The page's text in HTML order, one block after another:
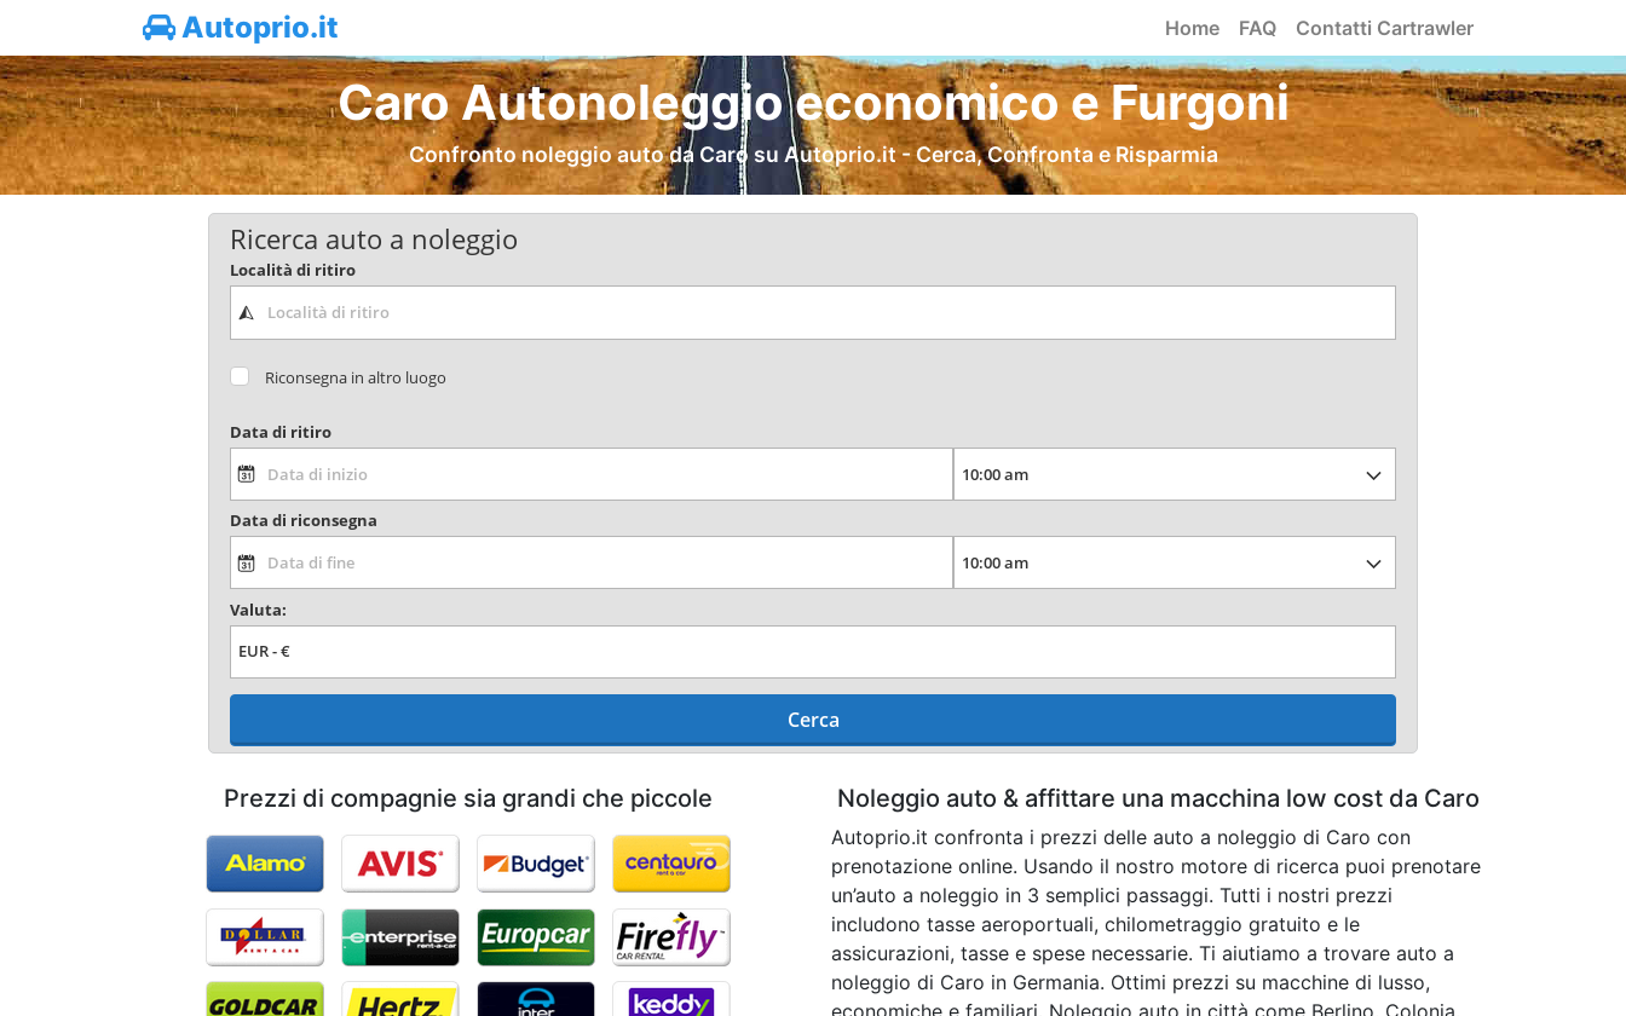
Autoprio.it Home FAQ Contatti Cartrawler
Caro Autonoleggio economico e Furgoni
Confronto noleggio auto da Caro su Autoprio.it - Cerca, Confronta e Risparmia
Ricerca auto a noleggio
Località di ritiro
Riconsegna in altro luogo
Data di ritiro
Data di riconsegna
Valuta:
Cerca
Prezzi di compagnie sia grandi che piccole Noleggio auto & affittare una macchina low cost da Caro
Autoprio.it confronta i prezzi delle auto a noleggio di Caro con
prenotazione online. Usando il nostro motore di ricerca puoi prenotare
un’auto a noleggio in 3 semplici passaggi. Tutti i nostri prezzi
includono tasse aeroportuali, chilometraggio gratuito e le
assicurazioni, tasse e spese necessarie. Ti aiutiamo a trovare auto a
noleggio di Caro in Germania. Ottimi prezzi su macchine di lusso,
economiche e familiari. Noleggio auto in città come Berlino, Colonia,